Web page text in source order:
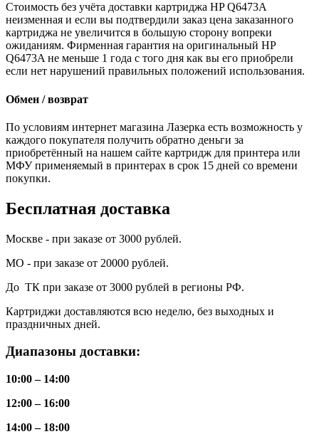
Стоимость без учёта доставки картриджа HP Q6473A
неизменная и если вы подтвердили заказ цена заказанного
картриджа не увеличится в большую сторону вопреки
ожиданиям. Фирменная гарантия на оригинальный HP
Q6473A не меньше 1 года с того дня как вы его приобрели
если нет нарушений правильных положений использования.
Обмен / возврат
По условиям интернет магазина Лазерка есть возможность у
каждого покупателя получить обратно деньги за
приобретённый на нашем сайте картридж для принтера или
МФУ применяемый в принтерах в срок 15 дней со времени
покупки.
Бесплатная доставка
Москве - при заказе от 3000 рублей.
МО - при заказе от 20000 рублей.
До ТК при заказе от 3000 рублей в регионы РФ.
Картриджи доставляются всю неделю, без выходных и
праздничных дней.
Диапазоны доставки:
10:00 – 14:00
12:00 – 16:00
14:00 – 18:00